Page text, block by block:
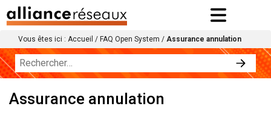
Vous êtes ici : Accueil / FAQ Open System / Assurance annulation
Assurance annulation